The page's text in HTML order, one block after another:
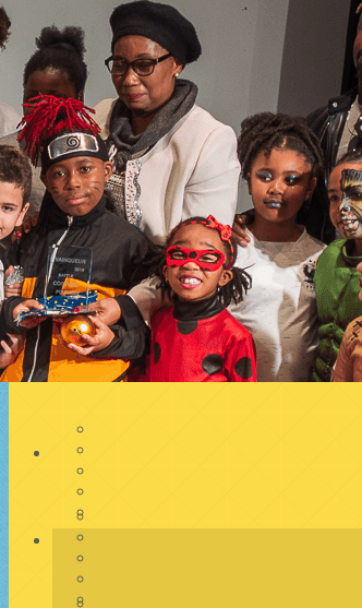
Exporter les lignes sélectionnées
Exporter toutes les colonnes
Exporter uniquement les colonnes affichées
Menu
<
>
THS ACADEMY 2025- 2027
THS ACADEMY SAISON 2023-2024
Ajoutez un logo, un bouton, des réseaux sociaux
Cliquez pour éditer